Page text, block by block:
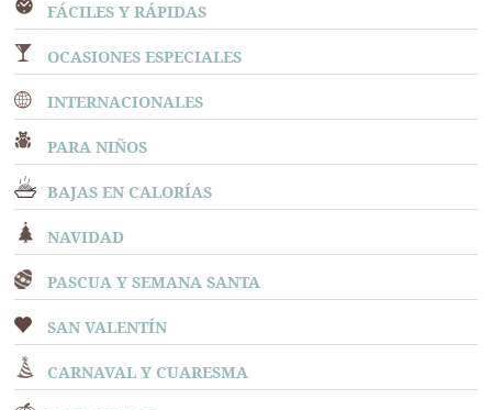
FÁCILES Y RÁPIDAS
OCASIONES ESPECIALES
INTERNACIONALES
PARA NIÑOS
BAJAS EN CALORÍAS
NAVIDAD
PASCUA Y SEMANA SANTA
SAN VALENTÍN
CARNAVAL Y CUARESMA